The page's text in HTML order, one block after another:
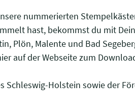
nummerierten
hast, bekommst du mit
Plön, Malente und Bad
auf der Webseite zum
Schleswig-Holstein sowie der